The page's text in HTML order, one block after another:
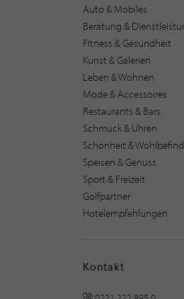
Auto & Mobiles
Beratung &
Fitness & Gesundheit
Kunst & Galerien
Leben & Wohnen
Mode & Accessoires
Restaurants & Bars
Schmuck & Uhren
Schönheit &
Speisen & Genuss
Sport & Freizeit
Golfpartner
Hotelempfehlungen
Kontakt